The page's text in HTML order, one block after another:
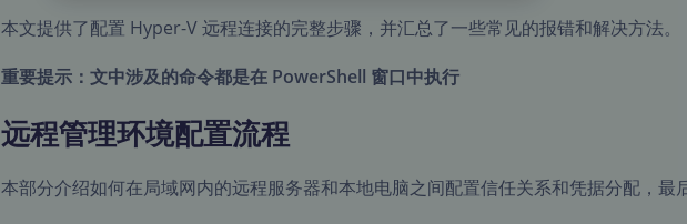
本文提供了配置 Hyper-V 远程连接的完整步骤，并汇总了一些常见的报错和解决方法。
重要提示：文中涉及的命令都是在 PowerShell 窗口中执行
远程管理环境配置流程
本部分介绍如何在局域网内的远程服务器和本地电脑之间配置信任关系和凭据分配，最